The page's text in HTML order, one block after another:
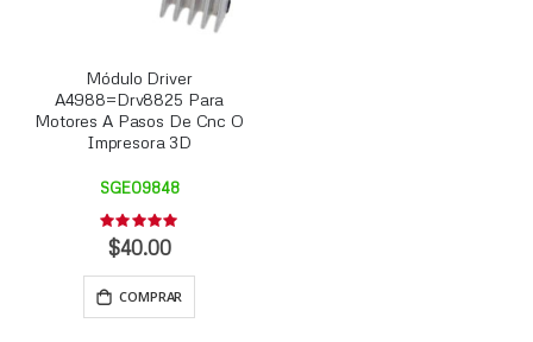
Módulo Driver
A4988=Drv8825 Para
Motores A Pasos De Cnc O
Impresora 3D
SGE09848
Rating:
0%
$40.00
COMPRAR